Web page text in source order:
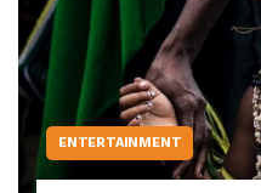
ENTERTAINMENT